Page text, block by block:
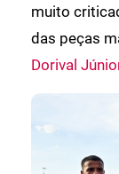
muito
das peças
Dorival